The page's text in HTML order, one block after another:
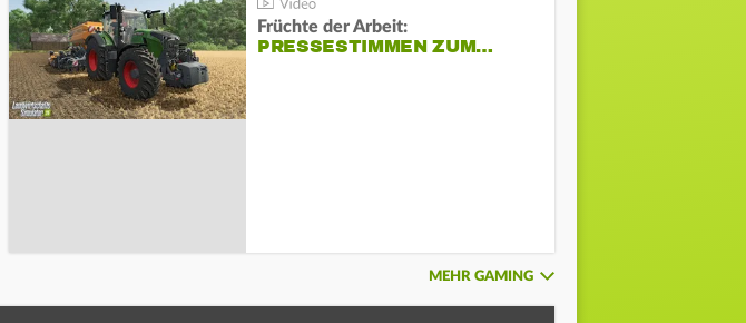
Früchte der Arbeit:
PRESSESTIMMEN ZUM…
MEHR GAMING